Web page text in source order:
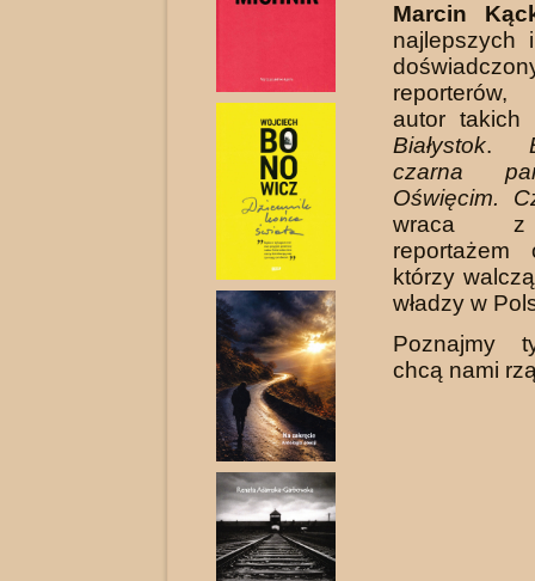
Marcin
najlepszych
reporterów,
autor takich
Białystok.
czarna
Oświęcim.
wraca z
reportażem
którzy
władzy w
Poznajmy
chcą nami